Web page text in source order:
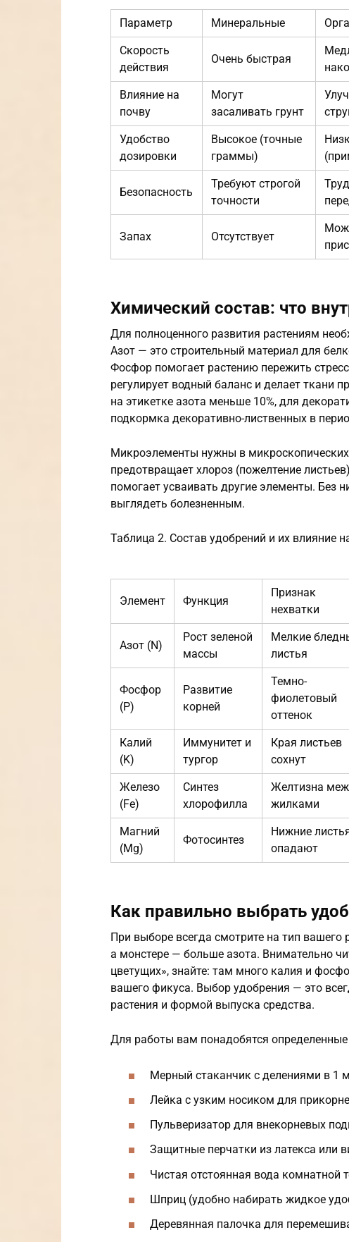
Параметр Минеральные
Скорость
действия
Очень быстрая
Влияние на
почву
Могут
засаливать грунт
Удобство
дозировки
Высокое (точные
граммы)
Безопасность
Требуют строгой
точности
Запах Отсутствует
Химический состав: что
Для полноценного развития растениям
Азот — это строительный материал для
Фосфор помогает растению пережить
регулирует водный баланс и делает ткани
на этикетке азота меньше 10%, для
подкормка декоративно-лиственных в
Микроэлементы нужны в
предотвращает хлороз (пожелтение
помогает усваивать другие элементы. Без
выглядеть болезненным.
Таблица 2. Состав удобрений и их влияние
Элемент Функция
Признак
нехватки
Азот (N)
Рост зеленой
массы
Мелкие
листья
Фосфор
(P)
Развитие
корней
Темно-
фиолетовый
оттенок
Калий
(K)
Иммунитет и
тургор
Края листьев
сохнут
Железо
(Fe)
Синтез
хлорофилла
Желтизна
жилками
Магний
(Mg)
Фотосинтез
Нижние
опадают
Как правильно выбрать
При выборе всегда смотрите на тип
а монстере — больше азота. Внимательно
цветущих», знайте: там много калия и
вашего фикуса. Выбор удобрения — это
растения и формой выпуска средства.
Для работы вам понадобятся
Мерный стаканчик с делениями в 1
Лейка с узким носиком для
Пульверизатор для внекорневых
Защитные перчатки из латекса или
Чистая отстоянная вода комнатной
Шприц (удобно набирать жидкое
Деревянная палочка для